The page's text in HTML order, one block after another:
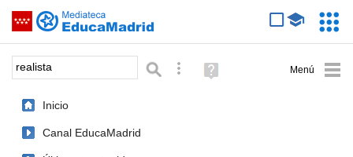
Saltar navegación
Palabra o frase: Búsqueda avanzada
Ayuda
(en
Inicio
Canal EducaMadrid